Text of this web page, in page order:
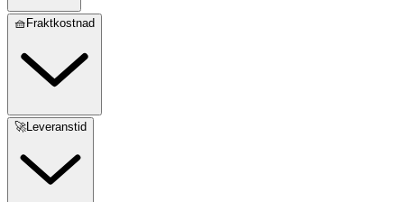
🧺Fraktkostnad
🚀Leveranstid